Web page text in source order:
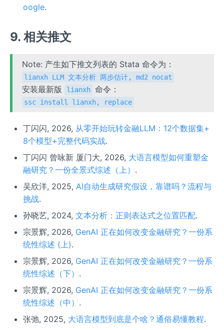
oogle.
9. 相关推文
Note: 产生如下推文列表的 Stata 命令为：
lianxh LLM 文本分析 两步估计, md2 nocat
安装最新版 lianxh 命令：
ssc install lianxh, replace
丁闪闪, 2026, 从零开始玩转金融LLM：12个数据集+
8个模型+完整代码实战.
丁闪闪 曾咏新 厦门大, 2026, 大语言模型如何重塑金
融研究？一份全景式综述（上） .
吴欣洋, 2025, AI自动生成研究假设，靠谱吗？流程与
挑战.
孙晓艺, 2024, 文本分析：正则表达式之位置匹配.
宗景辉, 2026, GenAI 正在如何改变金融研究？一份系
统性综述 (上).
宗景辉, 2026, GenAI 正在如何改变金融研究？一份系
统性综述（下） .
宗景辉, 2026, GenAI 正在如何改变金融研究？一份系
统性综述（中） .
张弛, 2025, 大语言模型到底是个啥？通俗易懂教程.